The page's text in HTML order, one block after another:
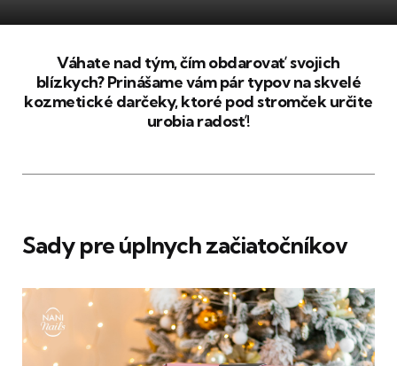
Váhate nad tým, čím obdarovať svojich
blízkych? Prinášame vám pár typov na skvelé
kozmetické darčeky, ktoré pod stromček určite
urobia radosť!
Sady pre úplnych začiatočníkov